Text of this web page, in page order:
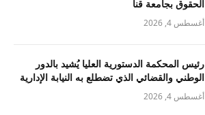
الحقوق بجامعة قنا
أغسطس 4, 2026
رئيس المحكمة الدستورية العليا يُشيد بالدور
الوطني والقضائي الذي تضطلع به النيابة الإدارية
أغسطس 4, 2026